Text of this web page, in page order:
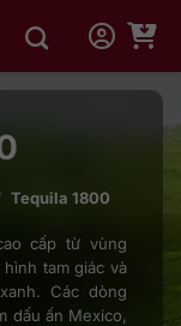
Tequila 1800
cấp từ vùng
tam giác và
Các dòng
dấu ấn Mexico,